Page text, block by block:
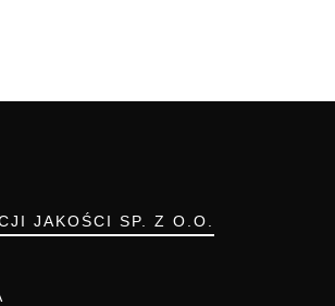
JAKOŚCI SP. Z O.O.